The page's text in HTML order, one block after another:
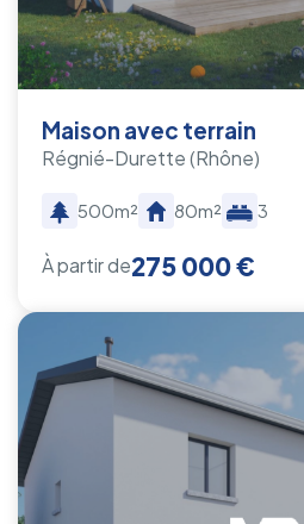
Maison avec terrain
Régnié-Durette(Rhône)
500m² 80m² 3
À partir de275 000 €